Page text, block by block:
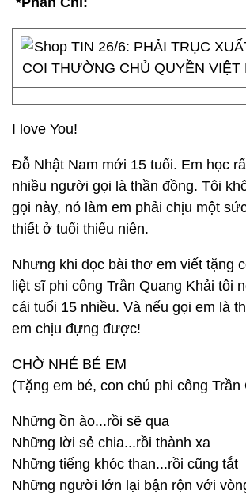
I love You!
Đỗ Nhật Nam mới 15 tuổi. Em học
nhiều người gọi là thần đồng. Tôi
gọi này, nó làm em phải chịu một
thiết ở tuổi thiếu niên.
Nhưng khi đọc bài thơ em viết tặng
liệt sĩ phi công Trần Quang Khải tôi
cái tuổi 15 nhiều. Và nếu gọi em là
em chịu đựng được!
CHỜ NHÉ BÉ EM
(Tặng em bé, con chú phi công Trần
Những ồn ào...rồi sẽ qua
Những lời sẻ chia...rồi thành xa
Những tiếng khóc than...rồi cũng tắt
Những người lớn lại bận rộn với